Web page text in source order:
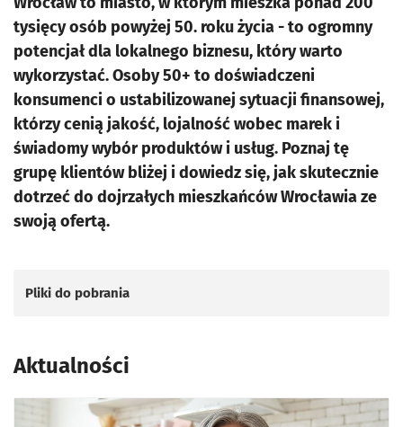
tysięcy osób powyżej 50. roku życia - to ogromny
potencjał dla lokalnego biznesu, który warto
wykorzystać. Osoby 50+ to doświadczeni
konsumenci o ustabilizowanej sytuacji finansowej,
którzy cenią jakość, lojalność wobec marek i
świadomy wybór produktów i usług. Poznaj tę
grupę klientów bliżej i dowiedz się, jak skutecznie
dotrzeć do dojrzałych mieszkańców Wrocławia ze
swoją ofertą.
Pliki do pobrania
Aktualności